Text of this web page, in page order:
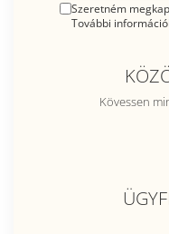
Szeretném
További
Kövessen